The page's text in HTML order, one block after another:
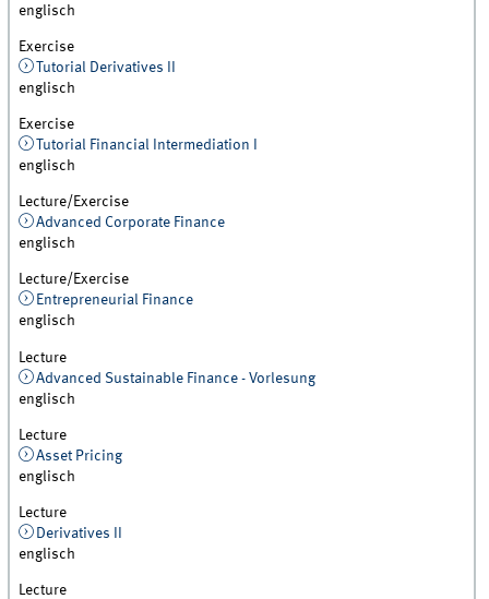
englisch
Exercise
Tutorial Derivatives II
englisch
Exercise
Tutorial Financial Intermediation I
englisch
Lecture/Exercise
Advanced Corporate Finance
englisch
Lecture/Exercise
Entrepreneurial Finance
englisch
Lecture
Advanced Sustainable Finance - Vorlesung
englisch
Lecture
Asset Pricing
englisch
Lecture
Derivatives II
englisch
Lecture